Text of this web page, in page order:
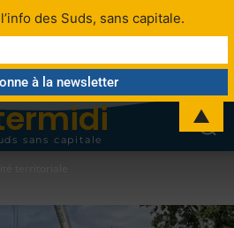
sans capitale
des Suds, sans capitale.
▲